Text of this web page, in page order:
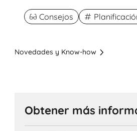
Consejos
Novedades y Know-how
Obtener más